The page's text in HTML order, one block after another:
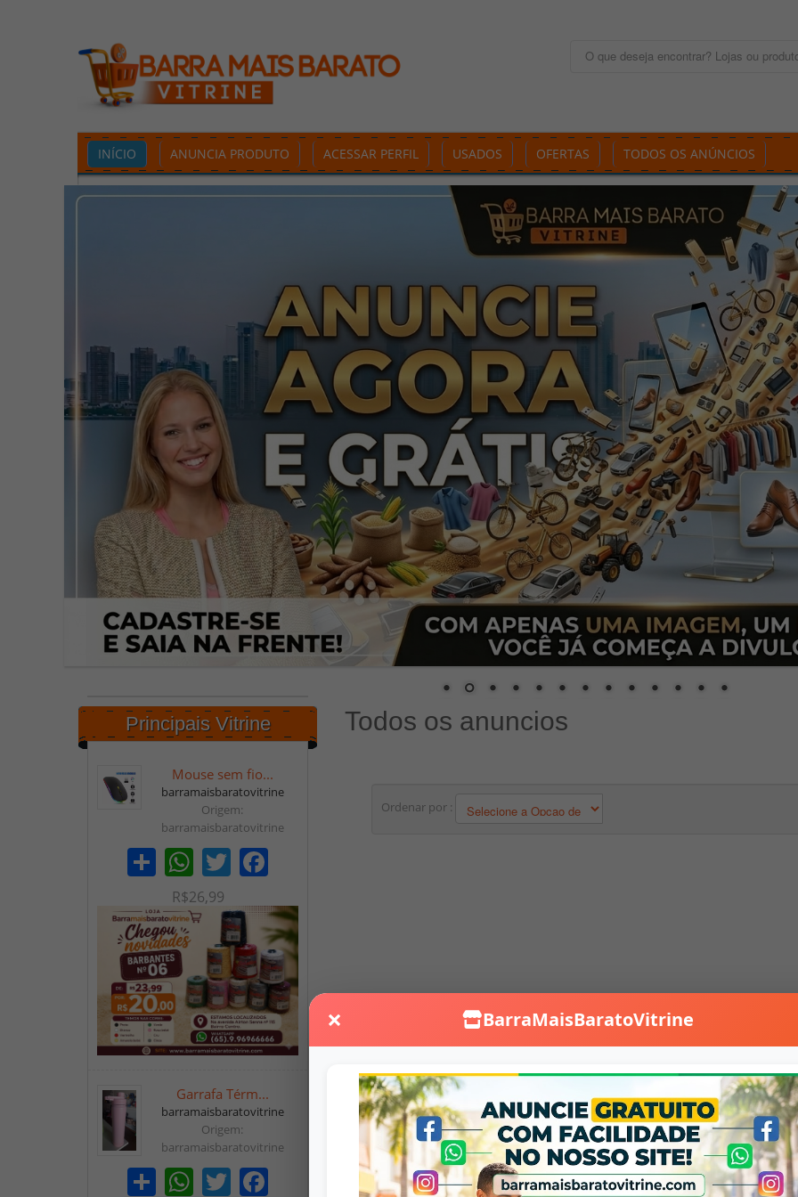
× BarraMaisBaratoVitrine
Falar no WhatsApp
INÍCIO ANUNCIA PRODUTO ACESSAR PERFIL USADOS OFERTAS TODOS OS ANÚNCIOS
Principais Vitrine
Mouse sem fio...
barramaisbaratovitrine
Origem:
barramaisbaratovitrine
Share WhatsAppTwitter Facebook
R$26,99
Garrafa Térm...
barramaisbaratovitrine
Origem:
barramaisbaratovitrine
Share WhatsAppTwitter Facebook
Todos os anuncios
Ordenar por :